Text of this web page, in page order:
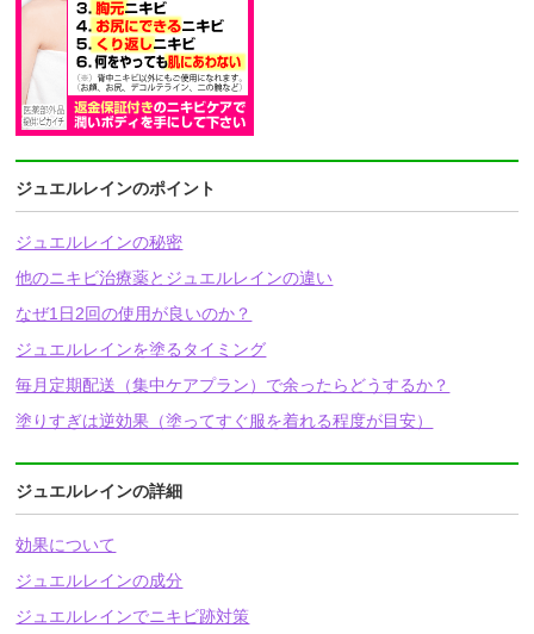
ジュエルレインのポイント
ジュエルレインの秘密
他のニキビ治療薬とジュエルレインの違い
なぜ1日2回の使用が良いのか？
ジュエルレインを塗るタイミング
毎月定期配送（集中ケアプラン）で余ったらどうするか？
塗りすぎは逆効果（塗ってすぐ服を着れる程度が目安）
ジュエルレインの詳細
効果について
ジュエルレインの成分
ジュエルレインでニキビ跡対策